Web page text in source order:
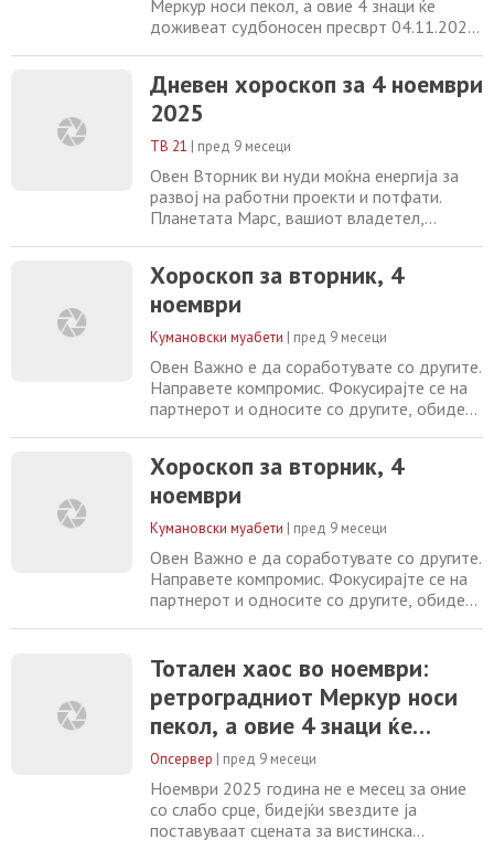
Меркур носи пекол, а овие 4 знаци ќе
доживеат судбоносен пресврт 04.11.2025
поставуваат сцената за вистинска
космичка драма, одбивајќи да дозволат
биде запалена од самиот почеток од
Марс, планетата
Дневен хороскоп за 4 ноември
2025
ТВ 21 | пред 9 месеци
Овен Вторник ви нуди моќна енергија за
развој на работни проекти и потфати.
Планетата Марс, вашиот владетел,
Искористете го овој ден за смели
иницијативи и решителни акции, но
внимавајте да не брзате. Вашата
внатрешна сила е во пораст. Бик Овој
вторник ќе почувствувате растечка
Хороскоп за вторник, 4
ноември
Кумановски муабети | пред 9 месеци
Овен Важно е да соработувате со другите.
Направете компромис. Фокусирајте се на
партнерот и односите со другите, обидете
поради работата. Компромис со другите.
Близнаци Посветете се на односите со
другите. Фокусирајте се на другите луѓе.
Жената може да биде од помош на
работа
Хороскоп за вторник, 4
ноември
Кумановски муабети | пред 9 месеци
Овен Важно е да соработувате со другите.
Направете компромис. Фокусирајте се на
партнерот и односите со другите, обидете
поради работата. Компромис со другите.
Близнаци Посветете се на односите со
другите. Фокусирајте се на другите луѓе.
Жената може да биде од помош на
Тотален хаос во ноември:
ретроградниот Меркур носи
пекол, а овие 4 знаци ќе
доживеат судбоносен пресврт
Опсервер | пред 9 месеци
Ноември 2025 година не е месец за оние
со слабо срце, бидејќи ѕвездите ја
поставуваат сцената за вистинска